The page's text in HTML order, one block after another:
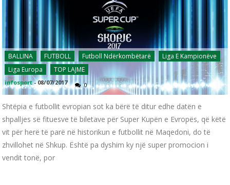
BALLINA FUTBOLL Futboll Ndërkombëtarë
Liga E Kampionëve
Liga Europa
TOP LAJME
infosport -08/07/2017 0
Shtëpia e futbollit evropian sot ka bërë të ditur edhe datën e
shpalljes së fituesve të biletave për Super Kupën e Evropës, që këtë
vit për herë të parë në historikun e futbollit në Maqedoni, do të
zhvillohet në Shkup. Është pa dyshim ky një super promocion i
vendit tonë, por